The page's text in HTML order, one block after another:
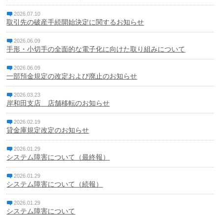
成協ビジネスバンキングサービス
でんさいネット
ローンシミュレーション
金融商品に係る勧誘方針
特定個人情報基本方針
マネー・ローンダリング、テロ資金供与及び拡散金融対策
2026.07.10
取引先の破産手続開始決定に関するお知らせ
2026.06.09
手形・小切手の全面的な電子化に向けた取り組みについて
2026.06.09
一部預金規定の改定および廃止のお知らせ
2026.03.23
岸和田支店 店舗移転のお知らせ
2026.02.19
貸金庫規定改定のお知らせ
2026.01.29
システム障害について（最終報）
2026.01.29
システム障害について（続報）
2026.01.29
システム障害について